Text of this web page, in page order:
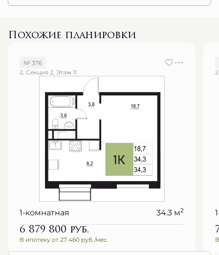
6 879 800
В ипотеку от 27 460 руб./мес.
Оставить заявку на подбор квартиры